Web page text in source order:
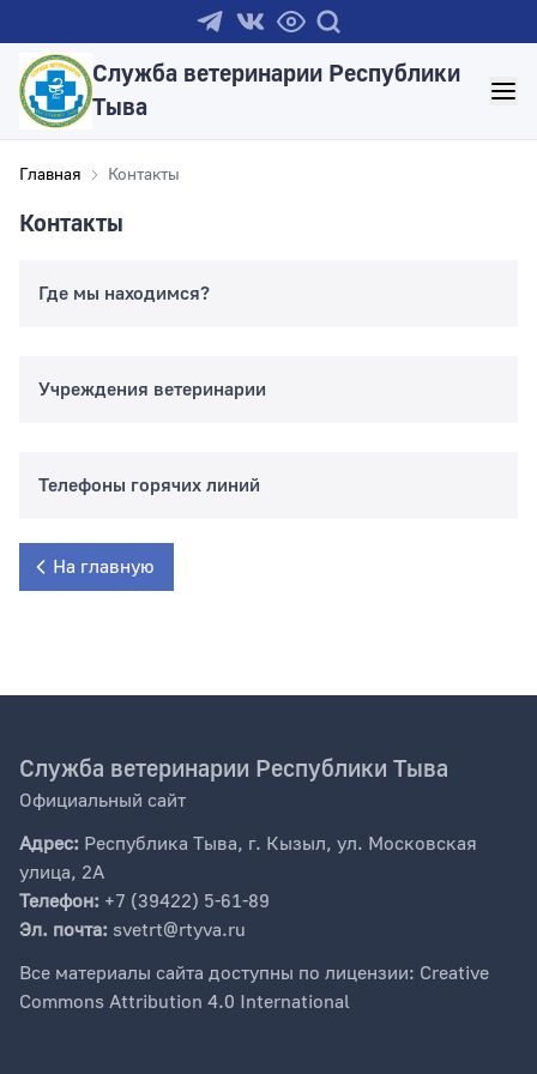
Служба ветеринарии Республики
Тыва
Главная Контакты
Контакты
Где мы находимся?
Учреждения ветеринарии
Телефоны горячих линий
На главную
Служба ветеринарии Республики Тыва
Официальный сайт
Адрес: Республика Тыва, г. Кызыл, ул. Московская
улица, 2А
Телефон: +7 (39422) 5-61-89
Эл. почта: svetrt@rtyva.ru
Все материалы сайта доступны по лицензии: Creative
Commons Attribution 4.0 International